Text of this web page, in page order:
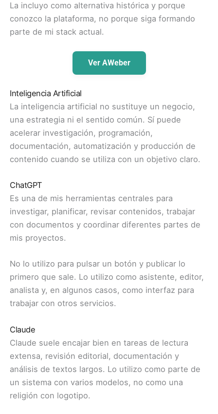
La incluyo como alternativa histórica y porque
conozco la plataforma, no porque siga formando
parte de mi stack actual.
Ver AWeber
Inteligencia Artificial
La inteligencia artificial no sustituye un negocio,
una estrategia ni el sentido común. Sí puede
acelerar investigación, programación,
documentación, automatización y producción de
contenido cuando se utiliza con un objetivo claro.
ChatGPT
Es una de mis herramientas centrales para
investigar, planificar, revisar contenidos, trabajar
con documentos y coordinar diferentes partes de
mis proyectos.
No lo utilizo para pulsar un botón y publicar lo
primero que sale. Lo utilizo como asistente, editor,
analista y, en algunos casos, como interfaz para
trabajar con otros servicios.
Claude
Claude suele encajar bien en tareas de lectura
extensa, revisión editorial, documentación y
análisis de textos largos. Lo utilizo como parte de
un sistema con varios modelos, no como una
religión con logotipo.